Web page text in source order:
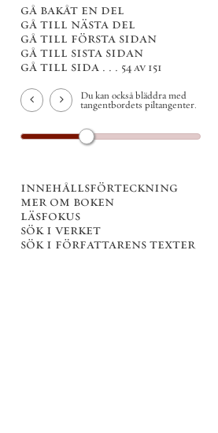
gå bakåt en del
gå till nästa del
gå till första sidan
gå till sista sidan
gå till sida . . . 54 av 151
Du kan också bläddra med
tangentbordets piltangenter.
innehållsförteckning
mer om boken
läsfokus
sök i verket
sök i författarens texter